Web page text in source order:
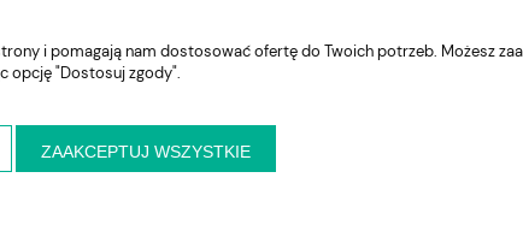
Przechowalnia
Czas realizacji zamówienia
i pomagają nam dostosować ofertę do Twoich potrzeb. Możesz
opcję "Dostosuj zgody".
ZAAKCEPTUJ WSZYSTKIE